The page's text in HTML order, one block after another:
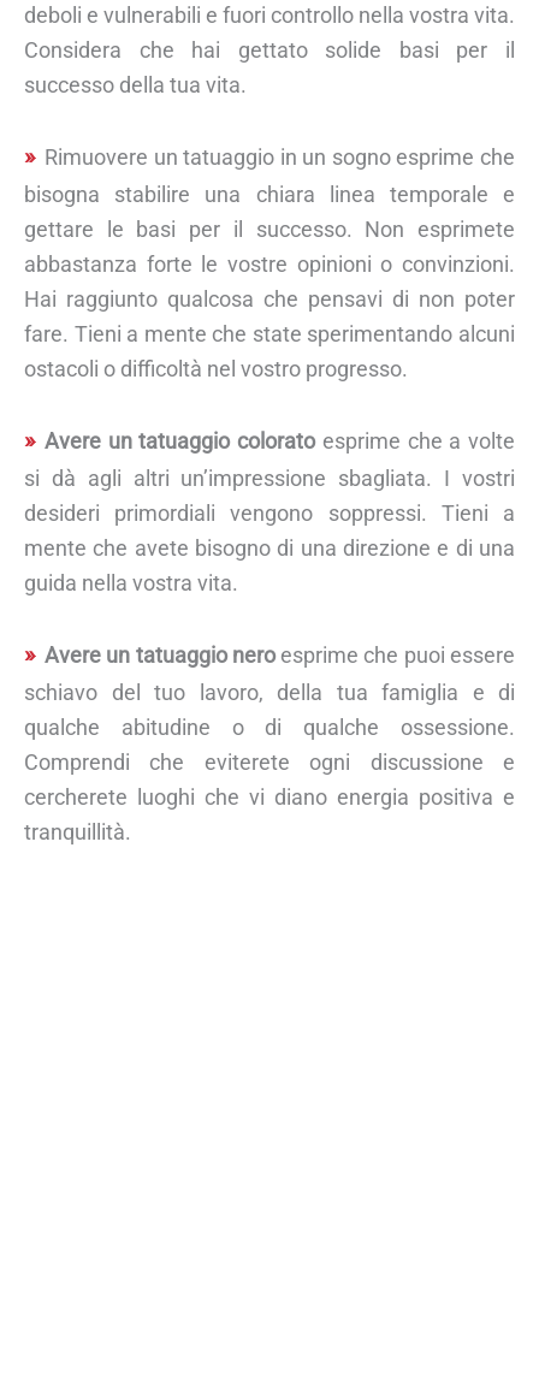
deboli e vulnerabili e fuori controllo nella vostra vita.
Considera che hai gettato solide basi per il
successo della tua vita.
Rimuovere un tatuaggio in un sogno esprime che
bisogna stabilire una chiara linea temporale e
gettare le basi per il successo. Non esprimete
abbastanza forte le vostre opinioni o convinzioni.
Hai raggiunto qualcosa che pensavi di non poter
fare. Tieni a mente che state sperimentando alcuni
ostacoli o difficoltà nel vostro progresso.
Avere un tatuaggio coloratoesprime che a volte
si dà agli altri un’impressione sbagliata. I vostri
desideri primordiali vengono soppressi. Tieni a
mente che avete bisogno di una direzione e di una
guida nella vostra vita.
Avere un tatuaggio neroesprime che puoi essere
schiavo del tuo lavoro, della tua famiglia e di
qualche abitudine o di qualche ossessione.
Comprendi che eviterete ogni discussione e
cercherete luoghi che vi diano energia positiva e
tranquillità.